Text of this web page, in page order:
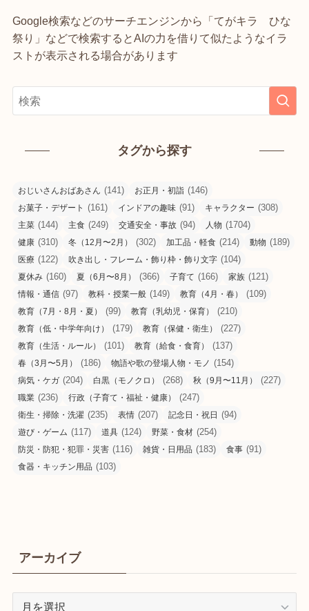
Google検索などのサーチエンジンから「てがキラ ひな
祭り」などで検索するとAIの力を借りて似たようなイラ
ストが表示される場合があります
タグから探す
おじいさんおばあさん (141) お正月・初詣 (146)
お菓子・デザート (161) インドアの趣味 (91) キャラクター (308)
主菜 (144) 主食 (249) 交通安全・事故 (94) 人物 (1704)
健康 (310) 冬（12月〜2月） (302) 加工品・軽食 (214) 動物 (189)
医療 (122) 吹き出し・フレーム・飾り枠・飾り文字 (104)
夏休み (160) 夏（6月〜8月） (366) 子育て (166) 家族 (121)
情報・通信 (97) 教科・授業一般 (149) 教育（4月・春） (109)
教育（7月・8月・夏） (99) 教育（乳幼児・保育） (210)
教育（低・中学年向け） (179) 教育（保健・衛生） (227)
教育（生活・ルール） (101) 教育（給食・食育） (137)
春（3月〜5月） (186) 物語や歌の登場人物・モノ (154)
病気・ケガ (204) 白黒（モノクロ） (268) 秋（9月〜11月） (227)
職業 (236) 行政（子育て・福祉・健康） (247)
衛生・掃除・洗濯 (235) 表情 (207) 記念日・祝日 (94)
遊び・ゲーム (117) 道具 (124) 野菜・食材 (254)
防災・防犯・犯罪・災害 (116) 雑貨・日用品 (183) 食事 (91)
食器・キッチン用品 (103)
アーカイブ